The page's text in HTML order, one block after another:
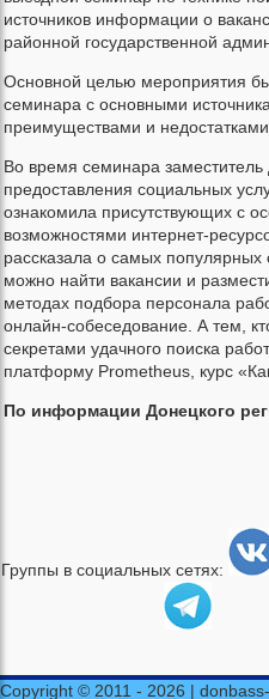
источников информации о
районной государственной
Основной целью мероприятия
семинара с основными
преимуществами и недостатками.
Во время семинара заместитель
предоставления социальных
ознакомила присутствующих с
возможностями интернет-
рассказала о самых популярных
можно найти вакансии и
методах подбора персонала
онлайн-собеседование. А тем,
секретами удачного поиска
платформу Prometheus, курс
По информации Донецкого
Группы в социальных сетях:
Copyright © 2011 - 2026 |